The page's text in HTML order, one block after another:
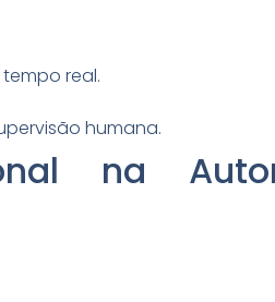
real.
humana.
na